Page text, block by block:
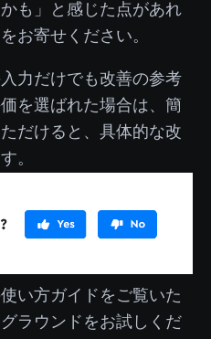
も」と感じた点があれ
お寄せください。
力だけでも改善の参考
を選ばれた場合は、簡
だけると、具体的な改
。
い方ガイドをご覧いた
ラウンドをお試しくだ